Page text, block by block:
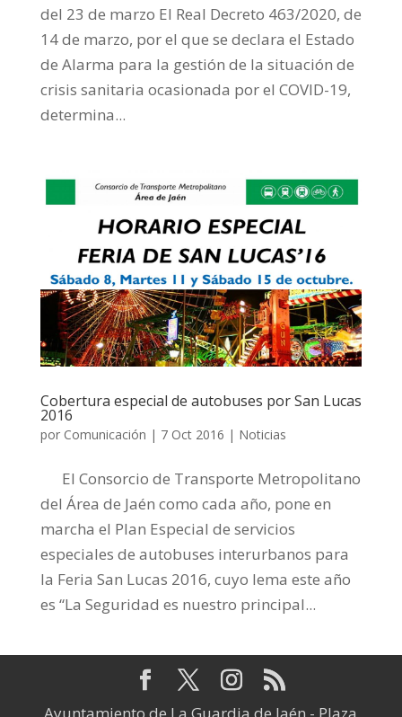
del 23 de marzo El Real Decreto 463/2020, de
14 de marzo, por el que se declara el Estado
de Alarma para la gestión de la situación de
crisis sanitaria ocasionada por el COVID-19,
determina...
Cobertura especial de autobuses por San Lucas
2016
por Comunicación | 7 Oct 2016 | Noticias
El Consorcio de Transporte Metropolitano
del Área de Jaén como cada año, pone en
marcha el Plan Especial de servicios
especiales de autobuses interurbanos para
la Feria San Lucas 2016, cuyo lema este año
es “La Seguridad es nuestro principal...
Ayuntamiento de La Guardia de Jaén - Plaza